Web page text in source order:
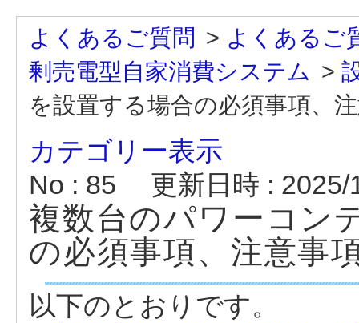
よくあるご質問 > よくあるご
剰売電型自家消費システム >
を設置する場合の必須事項、
カテゴリー表示
No : 85
更新日時 : 2025/
複数台のパワーコン
の必須事項、注意事
以下のとおりです。